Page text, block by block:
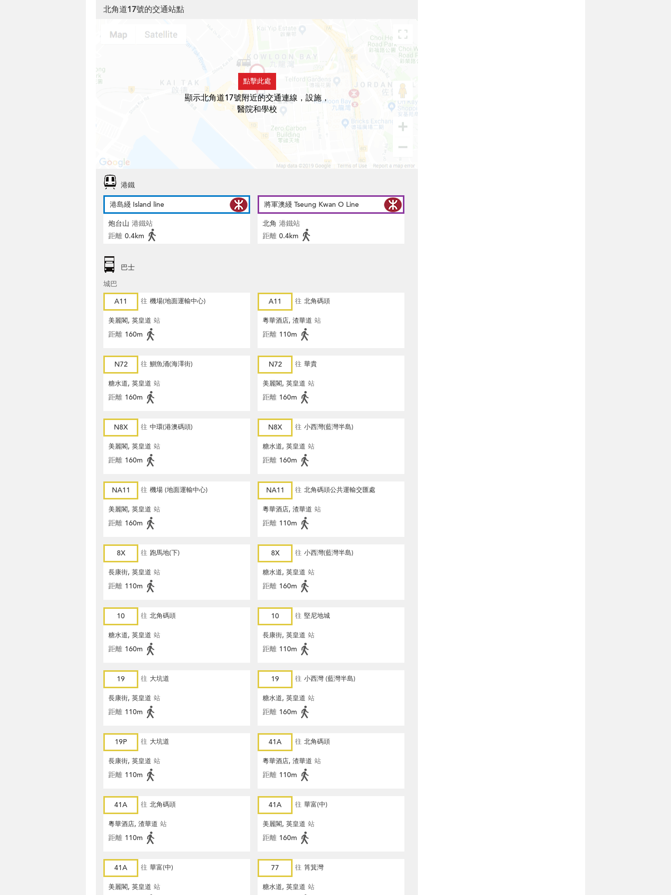
北角道17號的交通站點
點擊此處
顯示北角道17號附近的交通連線，設施，
醫院和學校
港鐵
港島綫 Island line
炮台山 港鐵站
距離 0.4km
將軍澳綫 Tseung Kwan O Line
北角 港鐵站
距離 0.4km
巴士
城巴
A11
往 機場(地面運輸中心)
美麗閣, 英皇道 站
距離 160m
A11 往 北角碼頭
粵華酒店, 渣華道 站
距離 110m
N72 往 鰂魚涌(海澤街)
糖水道, 英皇道 站
距離 160m
N72 往 華貴
美麗閣, 英皇道 站
距離 160m
N8X 往 中環(港澳碼頭)
美麗閣, 英皇道 站
距離 160m
N8X 往 小西灣(藍灣半島)
糖水道, 英皇道 站
距離 160m
NA11 往 機場 (地面運輸中心)
美麗閣, 英皇道 站
距離 160m
NA11 往 北角碼頭公共運輸交匯處
粵華酒店, 渣華道 站
距離 110m
8X 往 跑馬地(下)
長康街, 英皇道 站
距離 110m
8X 往 小西灣(藍灣半島)
糖水道, 英皇道 站
距離 160m
10 往 北角碼頭
糖水道, 英皇道 站
距離 160m
10 往 堅尼地城
長康街, 英皇道 站
距離 110m
19 往 大坑道
長康街, 英皇道 站
距離 110m
19 往 小西灣 (藍灣半島)
糖水道, 英皇道 站
距離 160m
19P 往 大坑道
長康街, 英皇道 站
距離 110m
41A 往 北角碼頭
粵華酒店, 渣華道 站
距離 110m
41A 往 北角碼頭
粵華酒店, 渣華道 站
距離 110m
41A 往 華富(中)
美麗閣, 英皇道 站
距離 160m
41A 往 華富(中)
美麗閣, 英皇道 站
77 往 筲箕灣
糖水道, 英皇道 站